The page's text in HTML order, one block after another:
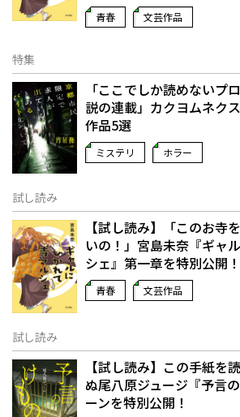
青春 文芸作品
特集
「ここでしか読めないプ
説の連載」――カクヨムネク
作品5選
ミステリ ホラー
試し読み
【試し読み】「このお寺
いの！」宮島未奈『ギャ
シェ』第一章を特別公開！
青春 文芸作品
試し読み
【試し読み】この手紙を
ぬ――尾八原ジュージ『予言
ーンを特別公開！